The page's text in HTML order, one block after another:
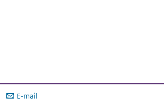
E-mail